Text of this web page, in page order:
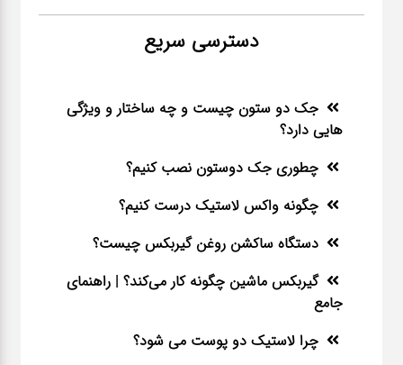
دسترسی سریع
جک دو ستون چیست و چه ساختار و ویژگی
هایی دارد؟
چطوری جک دوستون نصب کنیم؟
چگونه واکس لاستیک درست کنیم؟
دستگاه ساکشن روغن گیربکس چیست؟
گیربکس ماشین چگونه کار می‌کند؟ | راهنمای
جامع
چرا لاستیک دو پوست می شود؟